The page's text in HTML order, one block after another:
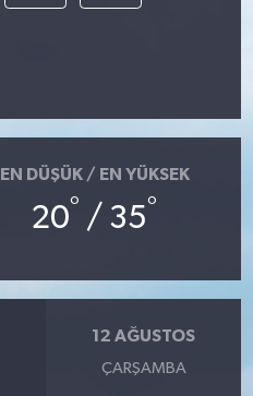
EN DÜŞÜK / EN YÜKSEK
20° / 35°
12 AĞUSTOS
ÇARŞAMBA